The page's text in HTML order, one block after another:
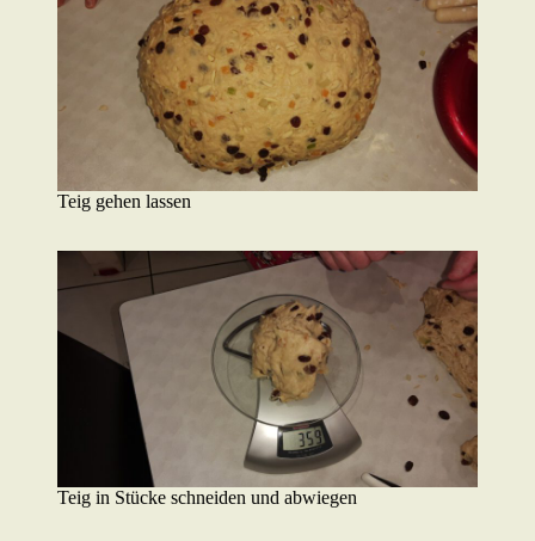
Teig gehen lassen
Teig in Stücke schneiden und abwiegen